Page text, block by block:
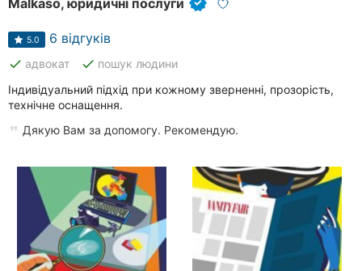
Malkaso, юридичні послуги
5.0 6 відгуків
done адвокат done пошук людини
Індивідуальний підхід при кожному зверненні, прозорість,
технічне оснащення.
Дякую Вам за допомогу. Рекомендую.